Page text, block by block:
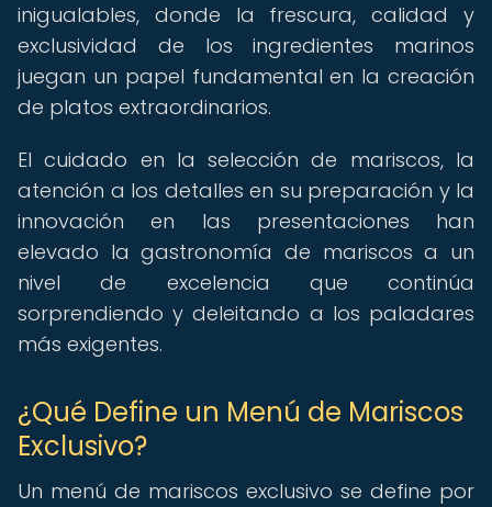
inigualables, donde la frescura, calidad y
exclusividad de los ingredientes marinos
juegan un papel fundamental en la creación
de platos extraordinarios.
El cuidado en la selección de mariscos, la
atención a los detalles en su preparación y la
innovación en las presentaciones han
elevado la gastronomía de mariscos a un
nivel de excelencia que continúa
sorprendiendo y deleitando a los paladares
más exigentes.
¿Qué Define un Menú de Mariscos
Exclusivo?
Un menú de mariscos exclusivo se define por